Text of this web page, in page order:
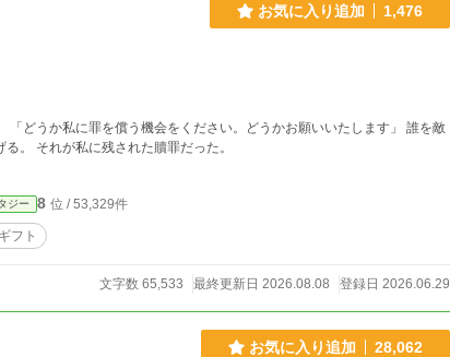
お気に入り追加 1,476
。 それが私に残された贖罪だった。
ジー 8 位 / 53,329件
ギフト
文字数 65,533 最終更新日 2026.08.08 登録日 2026.06.29
お気に入り追加 28,062